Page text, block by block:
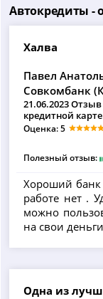
Автокредиты -
Халва
Павел
Совкомбанк
21.06.2023
кредитной карте
Оценка: 5
Полезный отзыв:
Хороший банк
работе нет .
можно
на свои
Одна из